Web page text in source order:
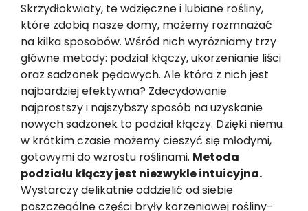
Skrzydłokwiaty, te wdzięczne i lubiane rośliny,
które zdobią nasze domy, możemy rozmnażać
na kilka sposobów. Wśród nich wyróżniamy trzy
główne metody: podział kłączy, ukorzenianie liści
oraz sadzonek pędowych. Ale która z nich jest
najbardziej efektywna? Zdecydowanie
najprostszy i najszybszy sposób na uzyskanie
nowych sadzonek to podział kłączy. Dzięki niemu
w krótkim czasie możemy cieszyć się młodymi,
gotowymi do wzrostu roślinami. Metoda
podziału kłączy jest niezwykle intuicyjna.
Wystarczy delikatnie oddzielić od siebie
poszczególne części bryły korzeniowej rośliny-